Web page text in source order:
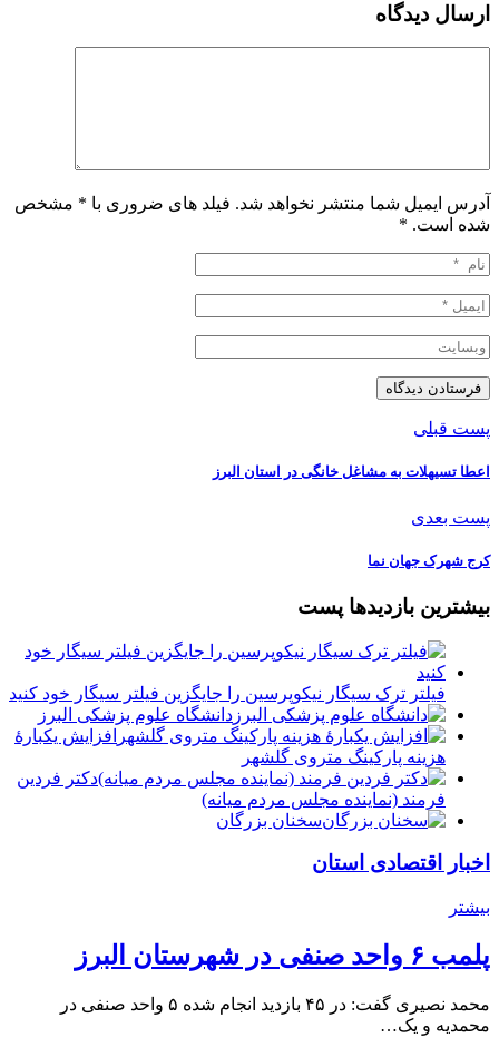
ارسال دیدگاه
آدرس ایمیل شما منتشر نخواهد شد. فیلد های ضروری با * مشخص
شده است. *
پست قبلی
️اعطا تسیهلات به مشاغل خانگی در استان البرز
پست بعدی
️کرج شهرک‌ جهان نما
بیشترین بازدیدها پست
فیلتر ترک سیگار نیکوپرسین را جایگزین فیلتر سیگار خود کنید
دانشگاه علوم پزشکی البرز
افزایش یکبارۀ
هزینه پارکینگ متروی گلشهر
دكتر فردين
فرمند (نماينده مجلس مردم میانه)
سخنان بزرگان
اخبار اقتصادی استان
بیشتر
پلمب ۶ واحد صنفی در شهرستان البرز
محمد نصیری گفت: در ۴۵ بازدید انجام شده ۵ واحد صنفی در
محمدیه و یک…